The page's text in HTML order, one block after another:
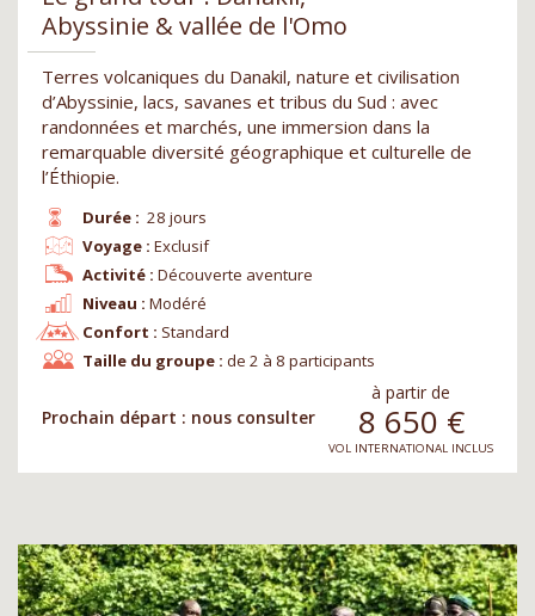
Abyssinie & vallée de l'Omo
Terres volcaniques du Danakil, nature et civilisation
d’Abyssinie, lacs, savanes et tribus du Sud : avec
randonnées et marchés, une immersion dans la
remarquable diversité géographique et culturelle de
l’Éthiopie.
Durée : 28 jours
Niveau : Modéré
Voyage : Exclusif
Confort : Standard
Activité : Découverte aventure
Taille du groupe : de 2 à 8 participants
Prochain départ : nous consulter
à partir de
8 650 €
VOL INTERNATIONAL INCLUS